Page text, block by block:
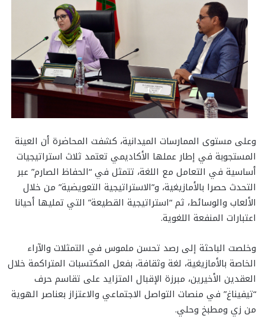
وعلى مستوى الممارسات الميدانية، كشفت المحاضرة أن العينة
المستجوبة في إطار عملها الأكاديمي تعتمد ثلاث استراتيجيات
أساسية في التعامل مع اللغة، تتمثل في “الحفاظ الصارم” عبر
التحدث حصرا بالأمازيغية، و”الاستراتيجية التعويضية” من خلال
الألعاب والوسائط، ثم “استراتيجية القطيعة” التي تمليها أحيانا
اعتبارات المنفعة اللغوية.
وخلصت الباحثة إلى رصد تحسن ملموس في التمثلات والآراء
الخاصة بالأمازيغية، لغة وثقافة، بفعل المكتسبات المتراكمة خلال
العقدين الأخيرين، مبرزة الإقبال المتزايد على تقاسم حرف
“تيفيناغ” في منصات التواصل الاجتماعي والاعتزاز بعناصر الهوية
من زي ومطبخ وحلي.